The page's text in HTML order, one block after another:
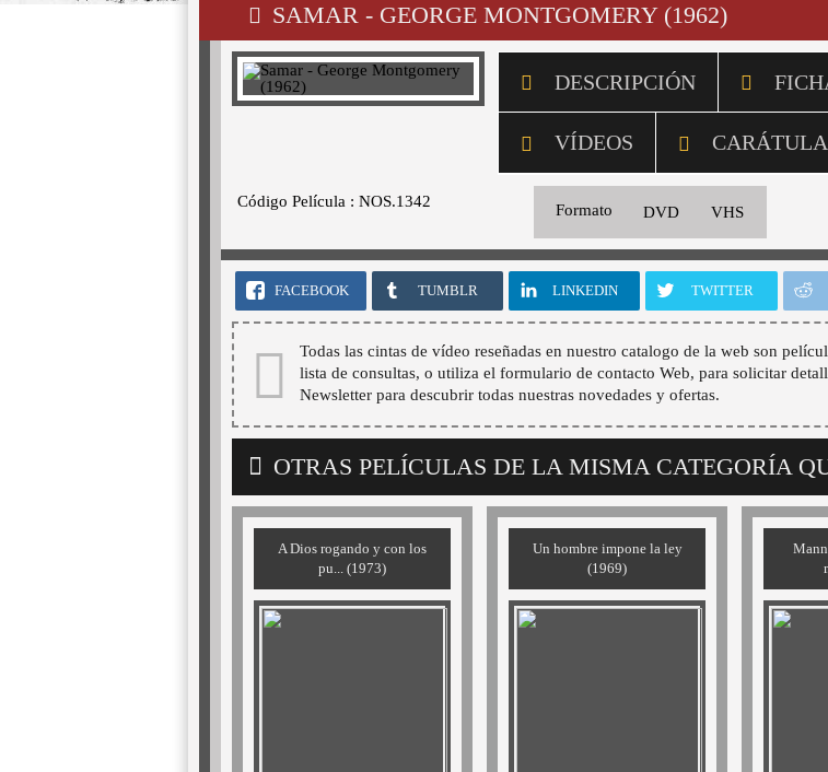
SAMAR - GEORGE MONTGOMERY (1962)
DESCRIPCIÓN
VÍDEOS
Código Película : NOS.1342
Formato DVD VHS
FACEBOOK TUMBLR LINKEDIN TWITTER
Todas las cintas de vídeo reseñadas en nuestro catalogo de la web son
lista de consultas, o utiliza el formulario de contacto Web, para solicitar
Newsletter para descubrir todas nuestras novedades y ofertas.
OTRAS PELÍCULAS DE LA MISMA CATEGORÍA
A Dios rogando y con los
pu... (1973)
Un hombre impone la ley
(1969)